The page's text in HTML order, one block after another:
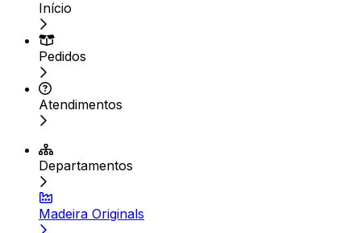
Início
Pedidos
Atendimentos
Departamentos
Madeira Originals